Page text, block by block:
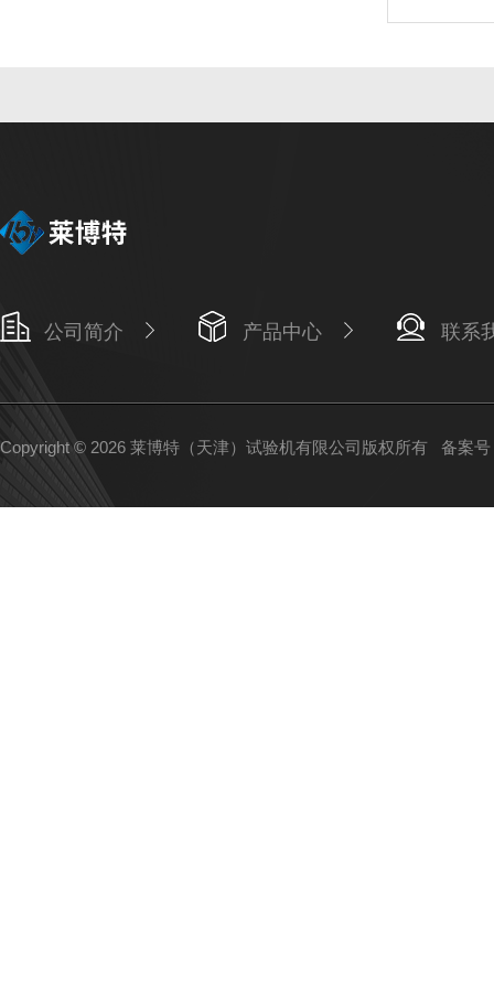
公司简介 产品中心 联系
Copyright © 2026 莱博特（天津）试验机有限公司版权所有 备案号